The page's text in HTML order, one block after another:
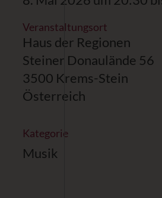
Veranstaltungsort
Haus der Regionen
Steiner Donaulände 56
3500 Krems-Stein
Österreich
Kategorie
Musik